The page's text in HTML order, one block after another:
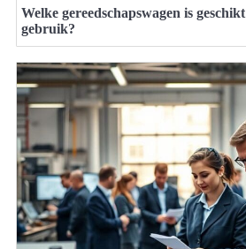
Welke gereedschapswagen is
gebruik?